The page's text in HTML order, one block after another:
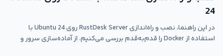
24
در این راهنما، نصب و راه‌اندازی RustDesk Server روی Ubuntu 24 با
استفاده از Docker را قدم‌به‌قدم بررسی می‌کنیم. از آماده‌سازی سرور و